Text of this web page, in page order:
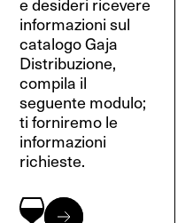
informazioni sul
catalogo Gaja
Distribuzione,
compila il
seguente modulo;
ti forniremo le
informazioni
richieste.